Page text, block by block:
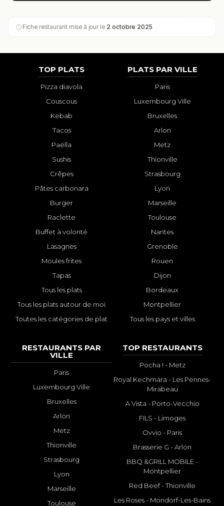
Fiche restaurant mise à jour le 2 octobre 2025
TOP PLATS
Pizza diavola
Couscous
Kebab
Tacos
Paëlla
Sushis
Crêpes
Pâtes carbonara
Burger
Raclette
Buffet à volonté
Lasagnes
Moules frites
Tapas
Tous les plats
Tous les plats autour de moi
Toutes les catégories de plat
PLATS PAR VILLE
Paris
Luxembourg Ville
Bruxelles
Arlon
Metz
Thionville
Strasbourg
Lyon
Marseille
Toulouse
Nantes
Grenoble
Rouen
Dijon
Bordeaux
Montpellier
Tous les pays et villes
RESTAURANTS PAR
VILLE
Paris
Luxembourg Ville
Bruxelles
Arlon
Metz
Thionville
Strasbourg
Lyon
Marseille
Toulouse
TOP RESTAURANTS
Pocha ! - Metz
Royal Kechmara - Les Pennes-
Mirabeau
A Vista - Porto-Vecchio
FILS - Limoges
Ovvio - Paris
Brasserie G - Arlon
BBQ &GRILL MOBILE -
Montpellier
Red Beef - Thionville
Les Roses - Mondorf-Les-Bains